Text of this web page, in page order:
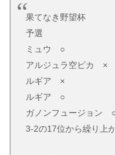
果てなき野望杯
予選
ミュウ ○
アルジュラ空ピカ ×
ルギア ×
ルギア ○
ガノンフュージョン
3-2の17位から繰り上